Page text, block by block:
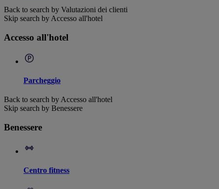
Back to search by Valutazioni dei clienti
Skip search by Accesso all'hotel
Accesso all'hotel
Parcheggio
Back to search by Accesso all'hotel
Skip search by Benessere
Benessere
Centro fitness